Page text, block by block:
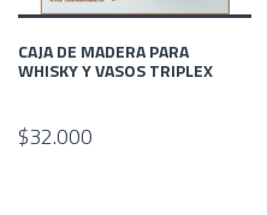
CAJA DE MADERA PARA
WHISKY Y VASOS TRIPLEX
$32.000